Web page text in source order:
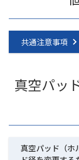
共通注意事項
真空パッ
真空パッド（ホ